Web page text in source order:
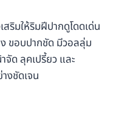
ริมให้ริมฝีปากดูโดดเด่น
ขอบปากชัด มีวอลลุ่ม
ด ลุคเปรี้ยว และ
งชัดเจน